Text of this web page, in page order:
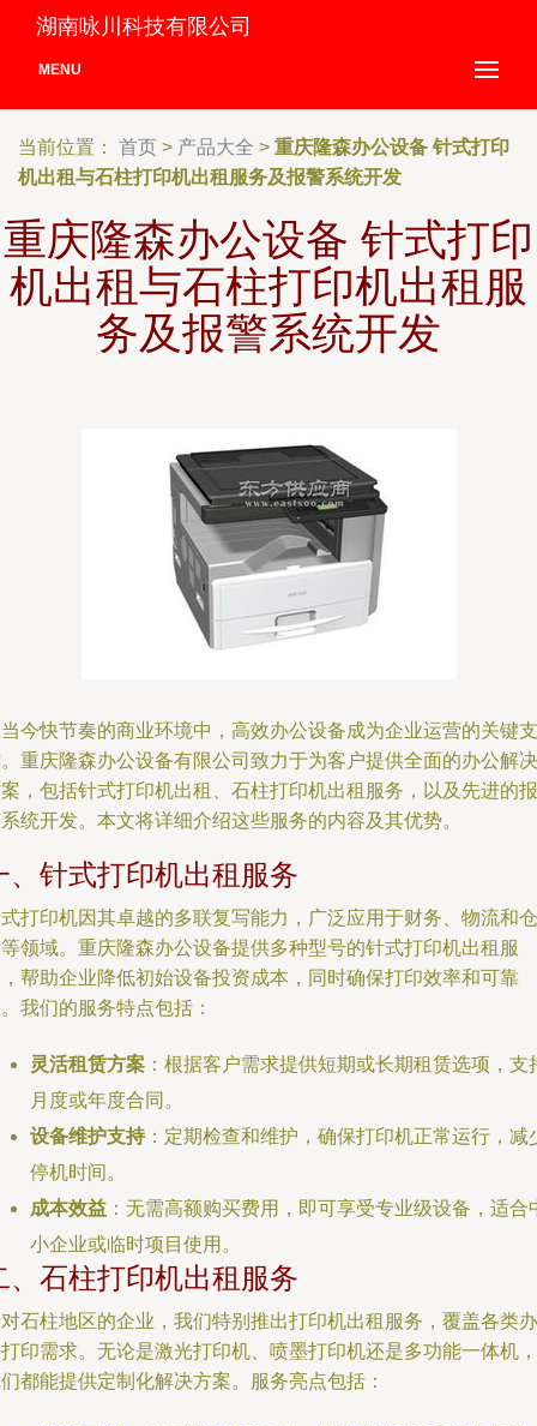
湖南咏川科技有限公司
MENU
当前位置： 首页 > 产品大全 > 重庆隆森办公设备 针式打印
机出租与石柱打印机出租服务及报警系统开发
重庆隆森办公设备 针式打印
机出租与石柱打印机出租服
务及报警系统开发
今快节奏的商业环境中，高效办公设备成为企业运营的关键支
重庆隆森办公设备有限公司致力于为客户提供全面的办公解决
，包括针式打印机出租、石柱打印机出租服务，以及先进的报
统开发。本文将详细介绍这些服务的内容及其优势。
、针式打印机出租服务
打印机因其卓越的多联复写能力，广泛应用于财务、物流和仓
领域。重庆隆森办公设备提供多种型号的针式打印机出租服
帮助企业降低初始设备投资成本，同时确保打印效率和可靠
我们的服务特点包括：
灵活租赁方案 ：根据客户需求提供短期或长期租赁选项，支
月度或年度合同。
设备维护支持：定期检查和维护，确保打印机正常运行，减
停机时间。
成本效益 ：无需高额购买费用，即可享受专业级设备，适合
小企业或临时项目使用。
、石柱打印机出租服务
石柱地区的企业，我们特别推出打印机出租服务，覆盖各类办
印需求。无论是激光打印机、喷墨打印机还是多功能一体机，
都能提供定制化解决方案。服务亮点包括：